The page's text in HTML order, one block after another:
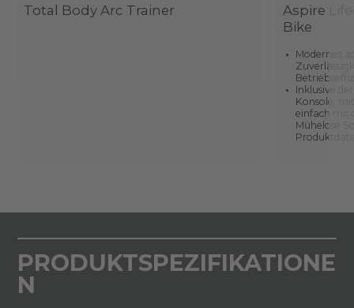
Total Body Arc Trainer
Aspire
Bike
Modernes,
Inklusive
Konsole,
einfach mit
Mühelose
PRODUKTSPEZIFIKATIONE
N